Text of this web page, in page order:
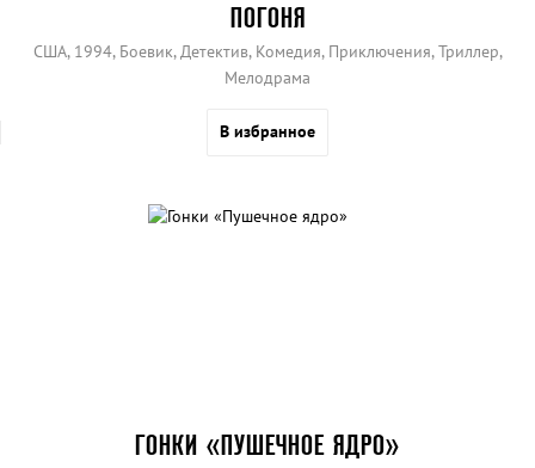
ПОГОНЯ
США, 1994, Боевик, Детектив, Комедия, Приключения, Триллер,
Мелодрама
В избранное
ГОНКИ «ПУШЕЧНОЕ ЯДРО»